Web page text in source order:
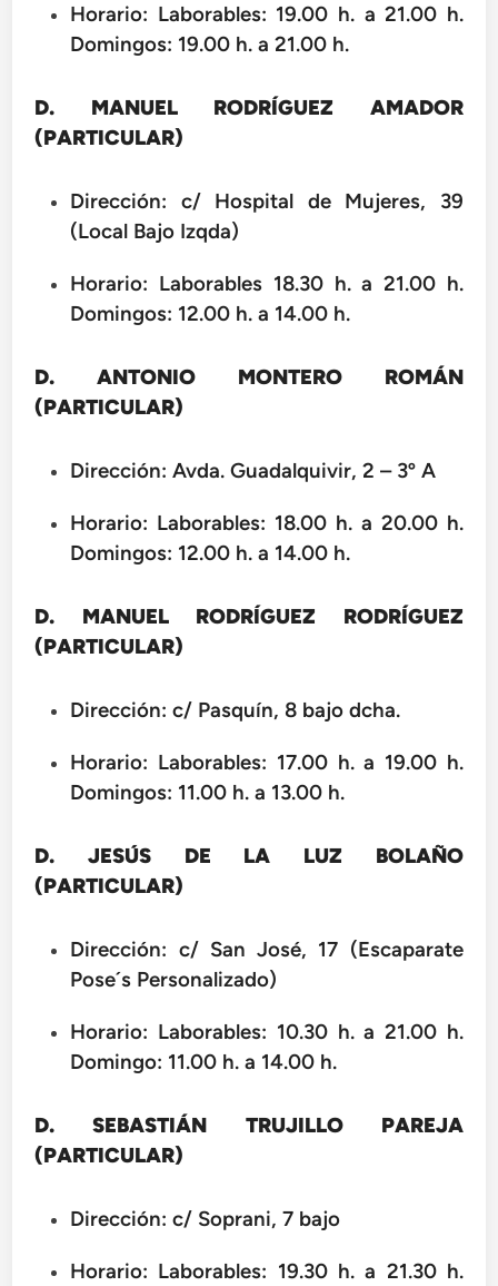
Horario: Laborables: 19.00 h. a 21.00 h.
Domingos: 19.00 h. a 21.00 h.
D. MANUEL RODRÍGUEZ AMADOR
(PARTICULAR)
Dirección: c/ Hospital de Mujeres, 39
(Local Bajo Izqda)
Horario: Laborables 18.30 h. a 21.00 h.
Domingos: 12.00 h. a 14.00 h.
D. ANTONIO MONTERO ROMÁN
(PARTICULAR)
Dirección: Avda. Guadalquivir, 2 – 3º A
Horario: Laborables: 18.00 h. a 20.00 h.
Domingos: 12.00 h. a 14.00 h.
D. MANUEL RODRÍGUEZ RODRÍGUEZ
(PARTICULAR)
Dirección: c/ Pasquín, 8 bajo dcha.
Horario: Laborables: 17.00 h. a 19.00 h.
Domingos: 11.00 h. a 13.00 h.
D. JESÚS DE LA LUZ BOLAÑO
(PARTICULAR)
Dirección: c/ San José, 17 (Escaparate
Pose´s Personalizado)
Horario: Laborables: 10.30 h. a 21.00 h.
Domingo: 11.00 h. a 14.00 h.
D. SEBASTIÁN TRUJILLO PAREJA
(PARTICULAR)
Dirección: c/ Soprani, 7 bajo
Horario: Laborables: 19.30 h. a 21.30 h.